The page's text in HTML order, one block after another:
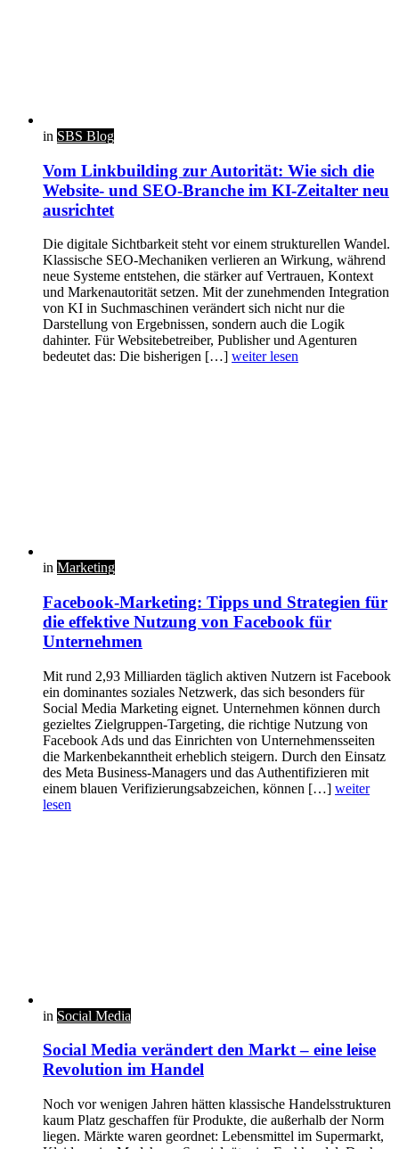
in SBS Blog
Vom Linkbuilding zur Autorität: Wie sich die
Website- und SEO-Branche im KI-Zeitalter neu
ausrichtet
Die digitale Sichtbarkeit steht vor einem strukturellen Wandel.
Klassische SEO-Mechaniken verlieren an Wirkung, während
neue Systeme entstehen, die stärker auf Vertrauen, Kontext
und Markenautorität setzen. Mit der zunehmenden Integration
von KI in Suchmaschinen verändert sich nicht nur die
Darstellung von Ergebnissen, sondern auch die Logik
dahinter. Für Websitebetreiber, Publisher und Agenturen
bedeutet das: Die bisherigen […] weiter lesen
in Marketing
Facebook-Marketing: Tipps und Strategien für
die effektive Nutzung von Facebook für
Unternehmen
Mit rund 2,93 Milliarden täglich aktiven Nutzern ist Facebook
ein dominantes soziales Netzwerk, das sich besonders für
Social Media Marketing eignet. Unternehmen können durch
gezieltes Zielgruppen-Targeting, die richtige Nutzung von
Facebook Ads und das Einrichten von Unternehmensseiten
die Markenbekanntheit erheblich steigern. Durch den Einsatz
des Meta Business-Managers und das Authentifizieren mit
einem blauen Verifizierungsabzeichen, können […] weiter
lesen
in Social Media
Social Media verändert den Markt – eine leise
Revolution im Handel
Noch vor wenigen Jahren hätten klassische Handelsstrukturen
kaum Platz geschaffen für Produkte, die außerhalb der Norm
liegen. Märkte waren geordnet: Lebensmittel im Supermarkt,